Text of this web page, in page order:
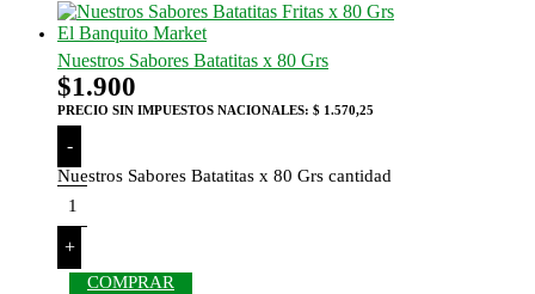
Nuestros Sabores Batatitas x 80 Grs
$1.900
PRECIO SIN IMPUESTOS NACIONALES: $ 1.570,25
-
Nuestros Sabores Batatitas x 80 Grs cantidad
+
COMPRAR